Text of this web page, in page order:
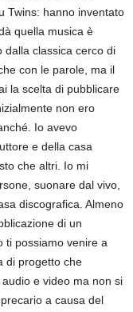
Twins: hanno inventato
quella musica è
dalla classica cerco di
con le parole, ma il
la scelta di pubblicare
non ero
Io avevo
e della casa
che altri. Io mi
suonare dal vivo,
discografica. Almeno
di un
ti possiamo venire a
di progetto che
e video ma non si
a causa del